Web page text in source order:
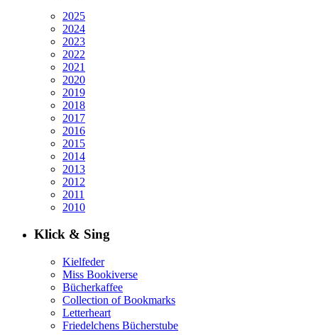
2025
2024
2023
2022
2021
2020
2019
2018
2017
2016
2015
2014
2013
2012
2011
2010
Klick & Sing
Kielfeder
Miss Bookiverse
Bücherkaffee
Collection of Bookmarks
Letterheart
Friedelchens Bücherstube